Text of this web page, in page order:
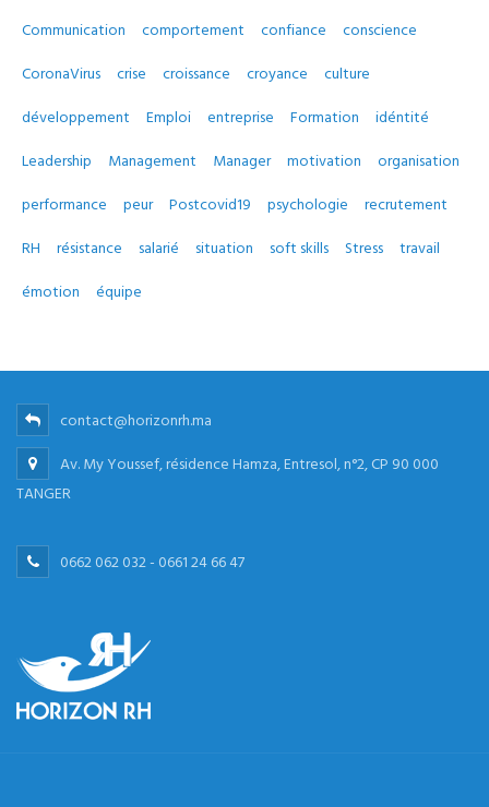
Communication
comportement confiance
conscience
CoronaVirus
crise croissance croyance
culture
développement
Emploi entreprise Formation
idéntité
Leadership
Management Manager motivation
organisation
performance
peur Postcovid19 psychologie
recrutement
RH
résistance salarié situation soft skills Stress
travail
émotion
équipe
contact@horizonrh.ma
Av. My Youssef, résidence Hamza, Entresol, n°2, CP 90 000
TANGER
0662 062 032 - 0661 24 66 47